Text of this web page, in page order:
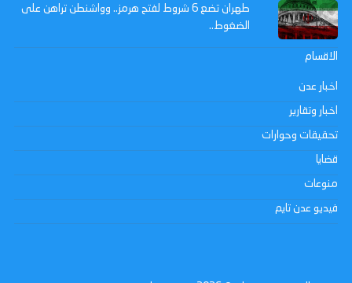
طهران تضع 6 شروط لفتح هرمز.. وواشنطن تراهن على
الضغوط..
الاقسام
اخبار عدن
اخبار وتقارير
تحقيقات وحوارات
قضايا
منوعات
فيديو عدن تايم